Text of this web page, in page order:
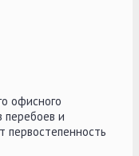
офисного
перебоев и
первостепенность